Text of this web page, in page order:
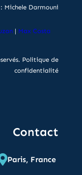
Michele Darmouni
| Max Costa
Politique de
confidentialité
Contact
Paris, France